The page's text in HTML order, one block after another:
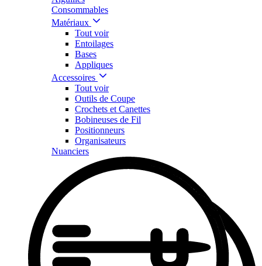
Consommables
Matériaux
Tout voir
Entoilages
Bases
Appliques
Accessoires
Tout voir
Outils de Coupe
Crochets et Canettes
Bobineuses de Fil
Positionneurs
Organisateurs
Nuanciers